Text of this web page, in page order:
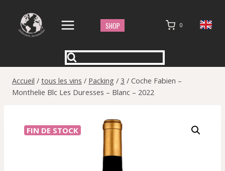
contenu
SHOP 0
Accueil / tous les vins / Packing / 3 / Coche Fabien –
Monthelie Blc Les Duresses – Blanc – 2022
FIN DE STOCK